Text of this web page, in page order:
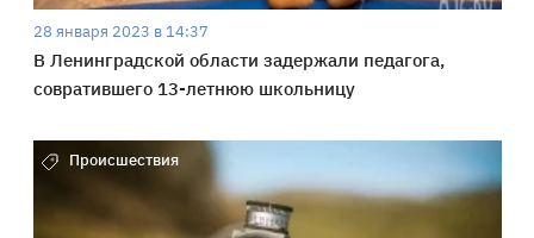
28 января 2023 в 14:37
В Ленинградской области задержали педагога,
совратившего 13-летнюю школьницу
Происшествия